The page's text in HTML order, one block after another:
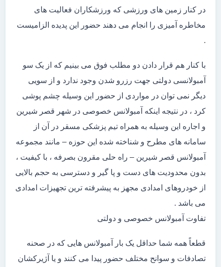
در کنار زمین های ورزشی که ورزشکاران فعالیت های
مخاطره آمیزی را انجام می دهند حضور این پدیده الزامیست
.
با کنار هم قرار دادن دو مطلب فوق می بینیم که از یک سو
آمبولانسی دولتی جهت رزرو شدن وجود ندارد و از سویی
دیگر نمی توان در مواردی از حضور این وسیله چشم پوشی
کرد ، در نتیجه اینکه آمبولانس خصوصی در شهر قصر شیرین
و اجاره این وسیله به همراه تیم پزشکی مسقر در آن از
سامانه های مطرح و شناخته شده این حوزه – مانند مجموعه
آمبولانس قصر شیرین – راه حلی مقرون بصرفه ، با کیفیت ،
بدون محدودیت های دست و پا گیر و دسترسی به حجم بالایی
از خودروهای امدادی مجهز به پیشرفته ترین تجهیزات امدادی
می باشد .
تفاوت آمبولانس خصوصی و دولتی
قطعاً همه شما حداقل یک بار آمبولانس هایی که در صحنه
تصادفات و سوانح مختلف حضور پیدا می کنند و یا آژیرکشان